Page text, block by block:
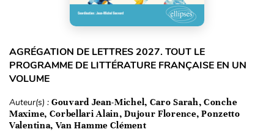
AGRÉGATION DE LETTRES 2027. TOUT LE
PROGRAMME DE LITTÉRATURE FRANÇAISE EN UN
VOLUME
Auteur(s) : Gouvard Jean-Michel, Caro Sarah, Conche
Maxime, Corbellari Alain, Dujour Florence, Ponzetto
Valentina, Van Hamme Clément